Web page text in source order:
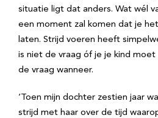
situatie ligt dat anders. Wat wél
een moment zal komen dat je
laten. Strijd voeren heeft
is niet de vraag óf je je kind moet
de vraag wanneer.
‘Toen mijn dochter zestien jaar
strijd met haar over de tijd